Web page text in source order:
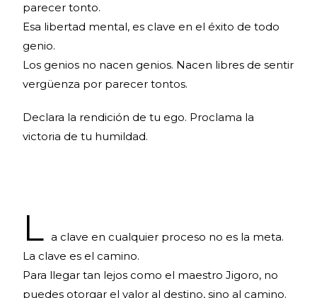
parecer tonto.
Esa libertad mental, es clave en el éxito de todo
genio.
Los genios no nacen genios. Nacen libres de sentir
vergüenza por parecer tontos.
Declara la rendición de tu ego. Proclama la
victoria de tu humildad.
L a clave en cualquier proceso no es la meta.
La clave es el camino.
Para llegar tan lejos como el maestro Jigoro, no
puedes otorgar el valor al destino, sino al camino.